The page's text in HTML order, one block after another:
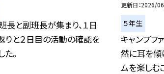
長と副班長が集まり、１日
りと２日目の活動の確認を
。
更新日 2026/
５年生
キャンプフ
然に耳を傾
ムを楽しむ